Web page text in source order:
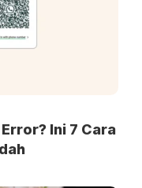
Ini 7 Cara